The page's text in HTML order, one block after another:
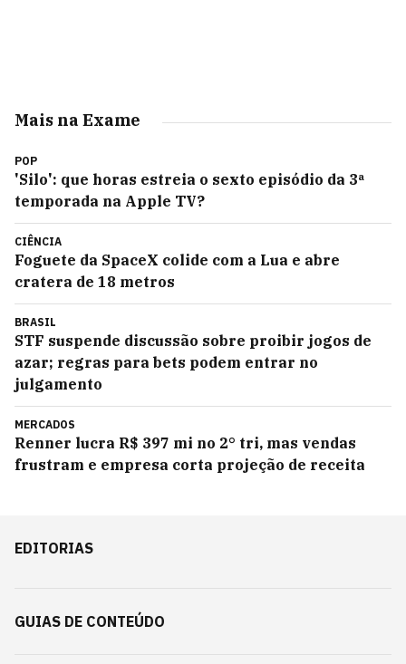
Mais na Exame
POP
'Silo': que horas estreia o sexto episódio da 3ª
temporada na Apple TV?
CIÊNCIA
Foguete da SpaceX colide com a Lua e abre
cratera de 18 metros
BRASIL
STF suspende discussão sobre proibir jogos de
azar; regras para bets podem entrar no
julgamento
MERCADOS
Renner lucra R$ 397 mi no 2° tri, mas vendas
frustram e empresa corta projeção de receita
EDITORIAS
GUIAS DE CONTEÚDO